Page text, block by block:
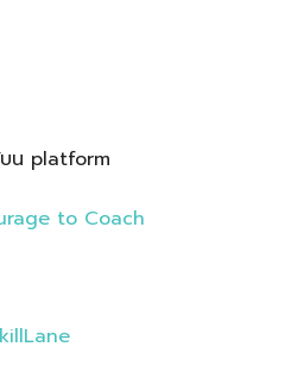
บน platform
to Coach